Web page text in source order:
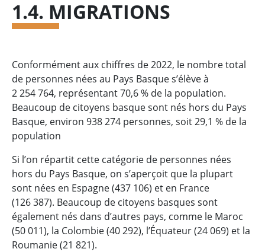
1.4. MIGRATIONS
Conformément aux chiffres de 2022, le nombre total
de personnes nées au Pays Basque s’élève à
2 254 764, représentant 70,6 % de la population.
Beaucoup de citoyens basque sont nés hors du Pays
Basque, environ 938 274 personnes, soit 29,1 % de la
population
Si l’on répartit cette catégorie de personnes nées
hors du Pays Basque, on s’aperçoit que la plupart
sont nées en Espagne (437 106) et en France
(126 387). Beaucoup de citoyens basques sont
également nés dans d’autres pays, comme le Maroc
(50 011), la Colombie (40 292), l’Équateur (24 069) et la
Roumanie (21 821).